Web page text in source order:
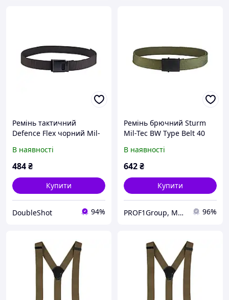
Ремінь тактичний
Defence Flex чорний Mil-
В наявності
484₴
Купити
DoubleShot 94%
Ремінь брючний Sturm
Mil-Tec BW Type Belt 40
В наявності
642₴
Купити
PROF1Group, Мережа військових магазинів 96%